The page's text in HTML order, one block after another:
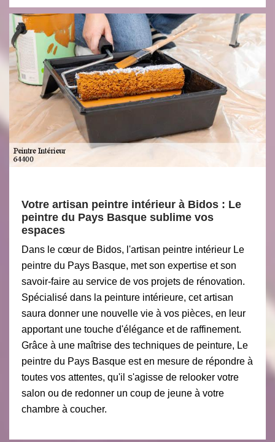
Votre artisan peintre intérieur à Bidos : Le
peintre du Pays Basque sublime vos
espaces
Dans le cœur de Bidos, l'artisan peintre intérieur Le
peintre du Pays Basque, met son expertise et son
savoir-faire au service de vos projets de rénovation.
Spécialisé dans la peinture intérieure, cet artisan
saura donner une nouvelle vie à vos pièces, en leur
apportant une touche d'élégance et de raffinement.
Grâce à une maîtrise des techniques de peinture, Le
peintre du Pays Basque est en mesure de répondre à
toutes vos attentes, qu'il s'agisse de relooker votre
salon ou de redonner un coup de jeune à votre
chambre à coucher.